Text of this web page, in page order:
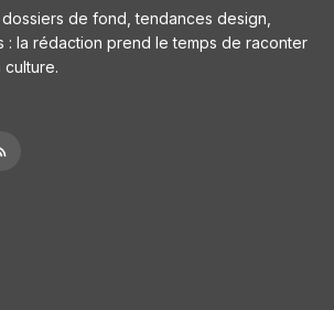
de fond, tendances design,
: la rédaction prend le temps de raconter